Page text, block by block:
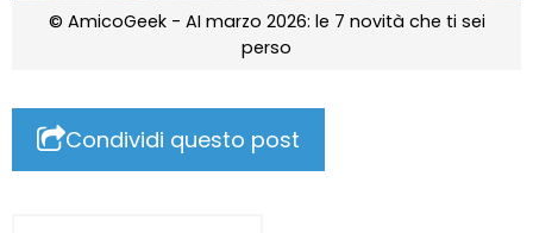
© AmicoGeek - AI marzo 2026: le 7 novità che ti sei
perso
Condividi questo post